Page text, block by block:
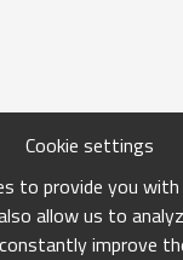
Cookie settings
to provide you
allow us to
improve